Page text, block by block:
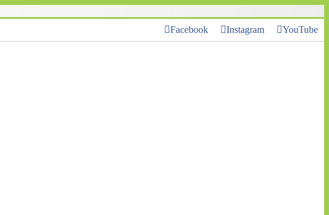
Facebook Instagram YouTube